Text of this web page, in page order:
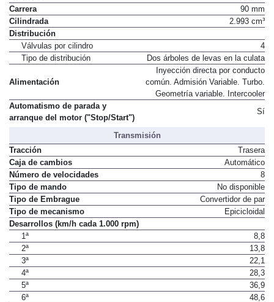
Diámetro
84 mm
Carrera
90 mm
Cilindrada
Distribución
Válvulas por cilindro
4
Dos árboles de levas en la culata
Inyección directa por conducto
común. Admisión Variable. Turbo.
Automatismo de parada y
Transmisión
Tracción
Trasera
Caja de cambios
Automático
Número de velocidades
8
Tipo de mando
No disponible
Tipo de Embrague
Convertidor de par
Tipo de mecanismo
Desarrollos (km/h cada 1.000 rpm)
1ª
8,8
2ª
13,8
3ª
22,1
4ª
28,3
5ª
36,9